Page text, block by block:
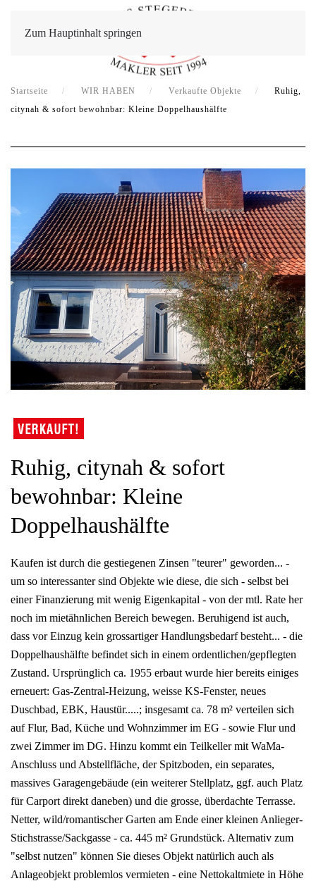
Zum Hauptinhalt springen
Startseite WIR HABEN Verkaufte Objekte
Ruhig,
citynah & sofort bewohnbar: Kleine Doppelhaushälfte
Ruhig, citynah & sofort
bewohnbar: Kleine
Doppelhaushälfte
Kaufen ist durch die gestiegenen Zinsen "teurer" geworden... -
um so interessanter sind Objekte wie diese, die sich - selbst bei
einer Finanzierung mit wenig Eigenkapital - von der mtl. Rate her
noch im mietähnlichen Bereich bewegen. Beruhigend ist auch,
dass vor Einzug kein grossartiger Handlungsbedarf besteht... - die
Doppelhaushälfte befindet sich in einem ordentlichen/gepflegten
Zustand. Ursprünglich ca. 1955 erbaut wurde hier bereits einiges
erneuert: Gas-Zentral-Heizung, weisse KS-Fenster, neues
Duschbad, EBK, Haustür.....; insgesamt ca. 78 m² verteilen sich
auf Flur, Bad, Küche und Wohnzimmer im EG - sowie Flur und
zwei Zimmer im DG. Hinzu kommt ein Teilkeller mit WaMa-
Anschluss und Abstellfläche, der Spitzboden, ein separates,
massives Garagengebäude (ein weiterer Stellplatz, ggf. auch Platz
für Carport direkt daneben) und die grosse, überdachte Terrasse.
Netter, wild/romantischer Garten am Ende einer kleinen Anlieger-
Stichstrasse/Sackgasse - ca. 445 m² Grundstück. Alternativ zum
"selbst nutzen" können Sie dieses Objekt natürlich auch als
Anlageobjekt problemlos vermieten - eine Nettokaltmiete in Höhe